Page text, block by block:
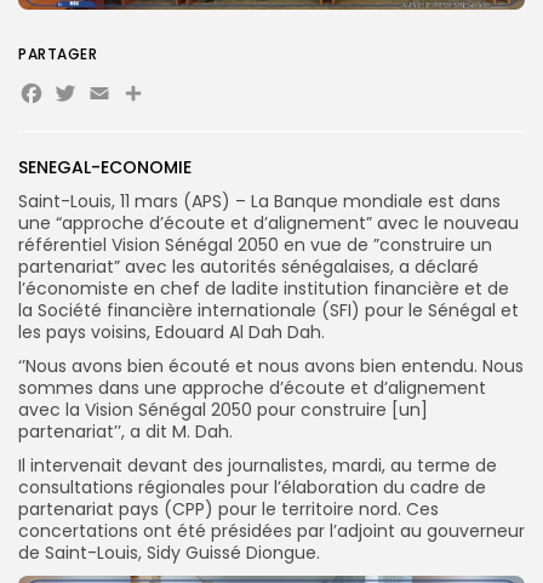
Search
for:
Button
FR
SENEGAL-ECONOMIE
Saint-Louis, 11 mars (APS) – La Banque mondiale est dans
une “approche d’écoute et d’alignement” avec le nouveau
référentiel Vision Sénégal 2050 en vue de ”construire un
partenariat” avec les autorités sénégalaises, a déclaré
l’économiste en chef de ladite institution financière et de
la Société financière internationale (SFI) pour le Sénégal et
les pays voisins, Edouard Al Dah Dah.
‘’Nous avons bien écouté et nous avons bien entendu. Nous
sommes dans une approche d’écoute et d’alignement
avec la Vision Sénégal 2050 pour construire [un]
partenariat’’, a dit M. Dah.
Il intervenait devant des journalistes, mardi, au terme de
consultations régionales pour l’élaboration du cadre de
partenariat pays (CPP) pour le territoire nord. Ces
concertations ont été présidées par l’adjoint au gouverneur
de Saint-Louis, Sidy Guissé Diongue.
PARTAGER
Facebook
Twitter
EmailPartager